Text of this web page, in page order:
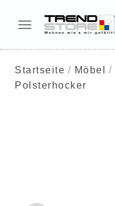
Startseite Möbel
Polsterhocker